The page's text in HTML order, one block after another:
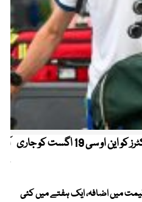
کیریبین پریمیئر لیگ ، قومی کرکٹرز کو این او سی 19 اگست کو جاری
میں اضافہ، ایک ہفتے میں کئی